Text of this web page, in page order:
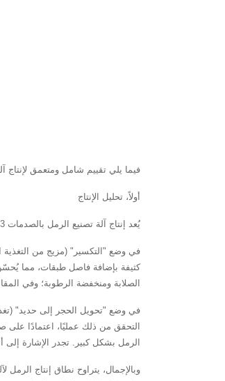
فيما يلي تقييم شامل ومتعمق لإنتاج آلة تصنيع الرمل بالصدمات
أولاً، تحليل الإنتاج
يُعد إنتاج آلة تصنيع الرمل بالصدمات 1263 مؤشرًا رئيسيًا للأداء، ويتأثر بعوامل متعددة، أهمها وضع التكسير وطبيعة المواد الخام.
كثيفة بإضافة فاصل طبقات، مما
الصلابة ومنخفضة الرطوبة؛ وفي
الرمل بشكل كبير. تجدر الإشارة